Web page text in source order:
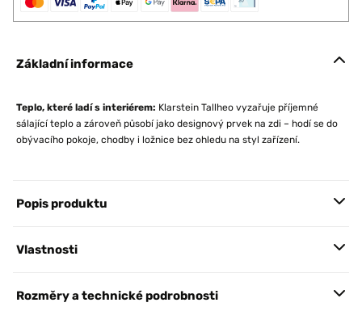
Základní informace
Teplo, které ladí s interiérem: Klarstein Tallheo vyzařuje příjemné
sálající teplo a zároveň působí jako designový prvek na zdi – hodí se do
obývacího pokoje, chodby i ložnice bez ohledu na styl zařízení.
Popis produktu
Vlastnosti
Rozměry a technické podrobnosti